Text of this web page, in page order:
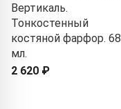
Вертикаль.
Тонкостенный
костяной фарфор. 68
мл.
2 620 ₽